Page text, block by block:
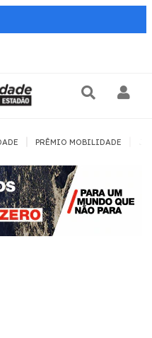
PRÊMIO MOBILIDADE